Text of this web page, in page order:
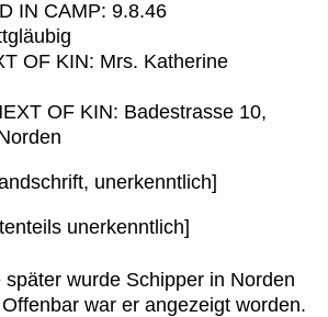
IN CAMP: 9.8.46
OF KIN: Mrs. Katherine
OF KIN: Badestrasse 10,
unerkenntlich]
unerkenntlich]
wurde Schipper in Norden
war er angezeigt worden.